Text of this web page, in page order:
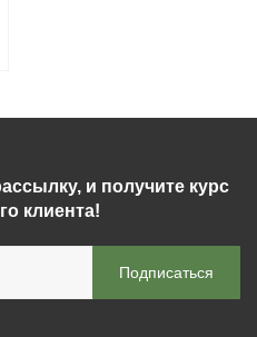
и получите курс
клиента!